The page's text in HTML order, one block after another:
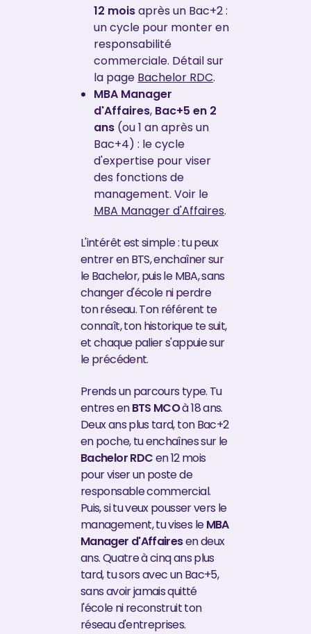
12 moisaprès un Bac+2 :
un cycle pour monter en
responsabilité
commerciale. Détail sur
la page Bachelor RDC.
MBA Manager
d'Affaires, Bac+5 en 2
ans (ou 1 an après un
Bac+4) : le cycle
d'expertise pour viser
des fonctions de
management. Voir le
MBA Manager d'Affaires.
L'intérêt est simple : tu peux
entrer en BTS, enchaîner sur
le Bachelor, puis le MBA, sans
changer d'école ni perdre
ton réseau. Ton référent te
connaît, ton historique te suit,
et chaque palier s'appuie sur
le précédent.
Prends un parcours type. Tu
entres enBTS MCOà 18 ans.
Deux ans plus tard, ton Bac+2
en poche, tu enchaînes sur le
Bachelor RDCen 12 mois
pour viser un poste de
responsable commercial.
Puis, si tu veux pousser vers le
management, tu vises leMBA
Manager d'Affairesen deux
ans. Quatre à cinq ans plus
tard, tu sors avec un Bac+5,
sans avoir jamais quitté
l'école ni reconstruit ton
réseau d'entreprises.